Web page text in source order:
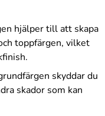
hjälper till att skapa
toppfärgen, vilket
skyddar du
skador som kan